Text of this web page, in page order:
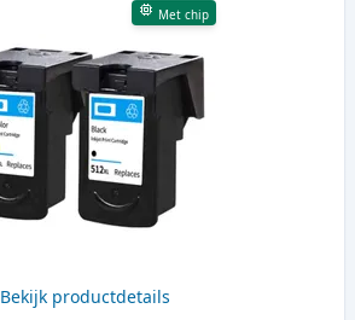
Met chip
Bekijk productdetails